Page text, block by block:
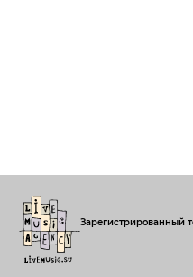
Зарегистрированный